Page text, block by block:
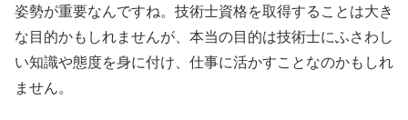
姿勢が重要なんですね。技術士資格を取得することは大き
な目的かもしれませんが、本当の目的は技術士にふさわし
い知識や態度を身に付け、仕事に活かすことなのかもしれ
ません。